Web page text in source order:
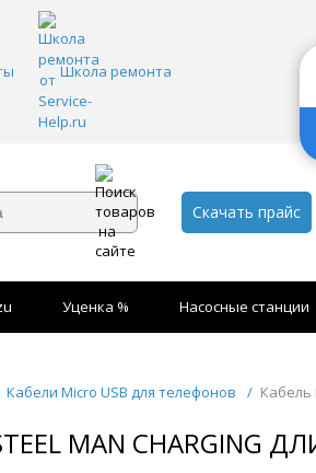
Школа ремонта
Скачать прайс
Уценка % Насосные станции
Кабели Micro USB для телефонов / Кабель
MAN